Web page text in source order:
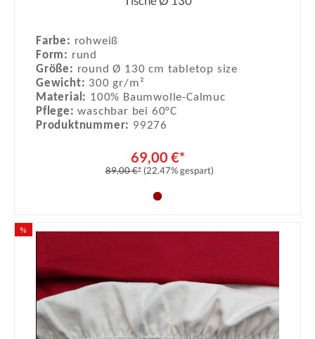
Farbe: rohweiß
Form: rund
Größe: round Ø 130 cm tabletop size
Gewicht: 300 gr/m²
Material: 100% Baumwolle-Calmuc
Pflege:waschbar bei 60°C
Produktnummer: 99276
69,00 €*
89,00 €* (22.47% gespart)
%